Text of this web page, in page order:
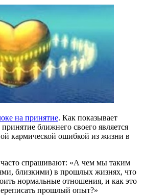
на принятие. Как показывает
ближнего своего является
кармической ошибкой из жизни в
спрашивают: «А чем мы таким
близкими) в прошлых жизнях, что
нормальные отношения, и как это
прошлый опыт?»